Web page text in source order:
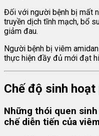
Đối với người bệnh bị mất
truyền dịch tĩnh mạch, bổ
giảm đau.
Người bệnh bị viêm
thực hiện đầy đủ mới đạt
Chế độ sinh hoạt
Những thói quen
chế diễn tiến của